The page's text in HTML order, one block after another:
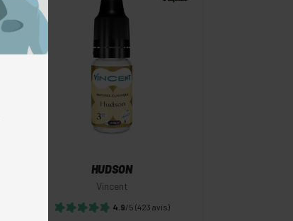
Commander
HUDSON
Vincent
4.9/5 (423 avis)